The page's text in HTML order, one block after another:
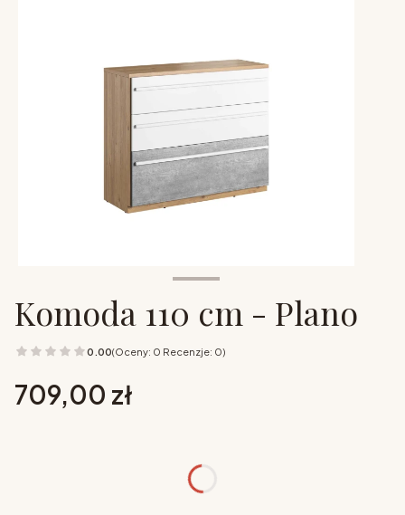
Komoda 110 cm - Plano
0.00(Oceny: 0 Recenzje: 0)
Cena
709,00 zł
Poszczególne warianty mogą różnić się ceną